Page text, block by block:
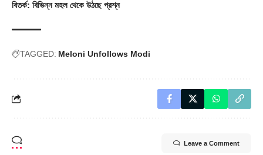
বিতর্ক: বিভিন্ন মহল থেকে উঠছে প্রশ্ন
TAGGED: Meloni Unfollows Modi
Leave a Comment